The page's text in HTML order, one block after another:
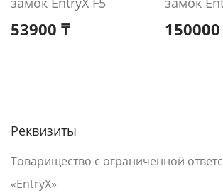
53900 ₸ 150000
Реквизиты
Товарищество с ограниченной
«EntryX»